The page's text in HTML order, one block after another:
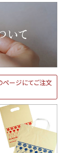
ページにてご注文